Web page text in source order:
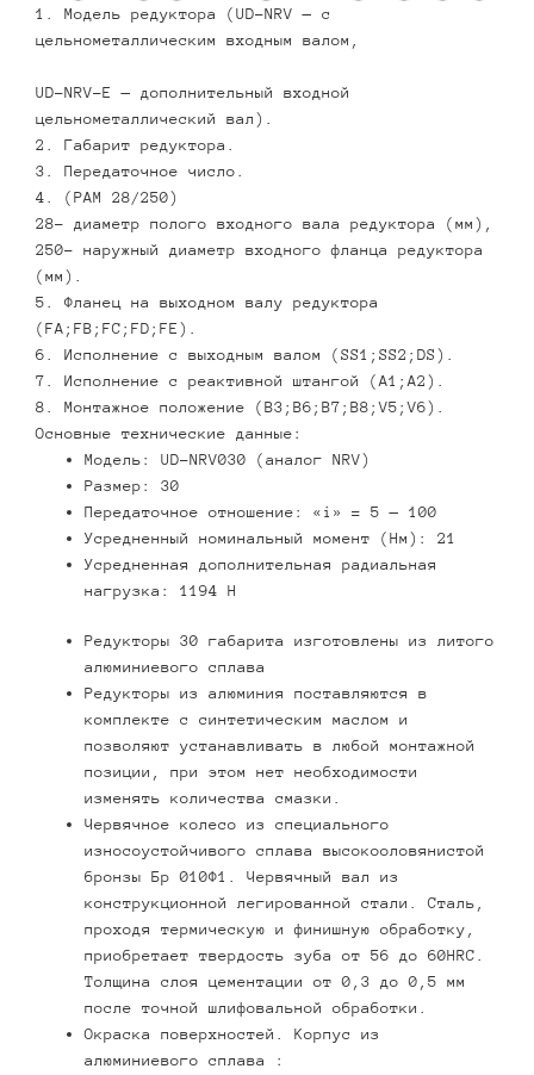
1. Модель редуктора (UD-NRV — с
цельнометаллическим входным валом,
UD-NRV-E — дополнительный входной
цельнометаллический вал).
2. Габарит редуктора.
3. Передаточное число.
4. (PAM 28/250)
28- диаметр полого входного вала редуктора (мм),
250- наружный диаметр входного фланца редуктора
(мм).
5. Фланец на выходном валу редуктора
(FA;FB;FC;FD;FE).
6. Исполнение с выходным валом (SS1;SS2;DS).
7. Исполнение с реактивной штангой (А1;А2).
8. Монтажное положение (В3;В6;В7;В8;V5;V6).
Основные технические данные:
Модель: UD-NRV030 (аналог NRV)
Размер: 30
Передаточное отношение: «i» = 5 — 100
Усредненный номинальный момент (Нм): 21
Усредненная дополнительная радиальная
нагрузка: 1194 Н
Редукторы 30 габарита изготовлены из литого
алюминиевого сплава
Редукторы из алюминия поставляются в
комплекте с синтетическим маслом и
позволяют устанавливать в любой монтажной
позиции, при этом нет необходимости
изменять количества смазки.
Червячное колесо из специального
износоустойчивого сплава высокооловянистой
бронзы Бр 010Ф1. Червячный вал из
конструкционной легированной стали. Сталь,
проходя термическую и финишную обработку,
приобретает твердость зуба от 56 до 60HRC.
Толщина слоя цементации от 0,3 до 0,5 мм
после точной шлифовальной обработки.
Окраска поверхностей. Корпус из
алюминиевого сплава :